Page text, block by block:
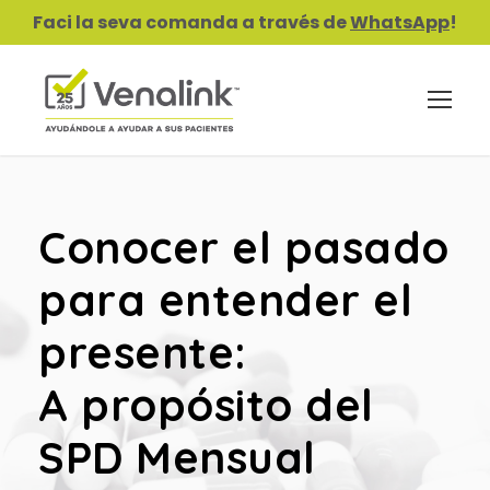
Faci la seva comanda a través deWhatsApp!
Conocer el pasado
para entender el
presente:
A propósito del
SPD Mensual